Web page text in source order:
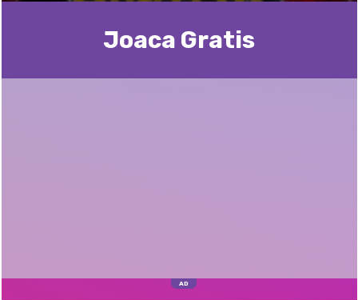
Joaca Gratis